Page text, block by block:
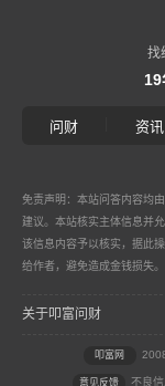
找
问财 资讯
免责声明：本站问答内容均
建议。本站核实主体信息并
该信息内容予以核实，据此
给作者，避免造成金钱损失。
关于叩富问财
叩富网
意见反馈 不良